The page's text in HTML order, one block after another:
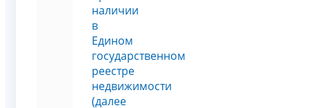
наличии
в
Едином
государственном
реестре
недвижимости
(далее